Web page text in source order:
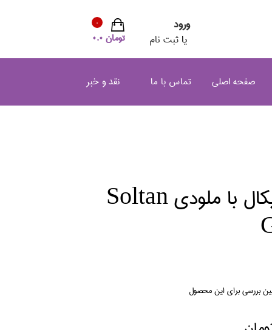
ورود
یا ثبت نام تومان 0.0
0
صفحه اصلی تماس با ما نقد و خبر
جعبه موزيكال با ملودي Soltan
بررسی برای این محصول